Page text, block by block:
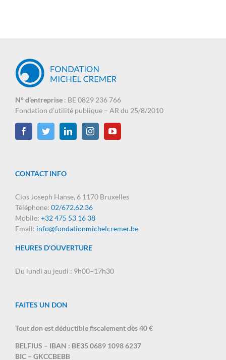
N° d’entreprise : BE 0829 236 766
Fondation d’utilité publique – AR du 25/8/2010
CONTACT INFO
Clos Joseph Hanse, 6 1170 Bruxelles
Téléphone: 02/672.62.36
Mobile: +32 475 53 16 38
Email: info@fondationmichelcremer.be
HEURES D’OUVERTURE
Du lundi au jeudi : 9h00–17h30
FAITES UN DON
Tout don est déductible fiscalement dès 40 €
BELFIUS – IBAN : BE35 0689 1098 6237
BIC – GKCCBEBB